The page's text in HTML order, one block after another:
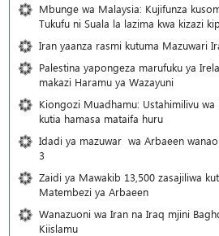
Mbunge wa Malaysia: Kujifunza
Tukufu ni Suala la lazima kwa kizazi
Iran yaanza rasmi kutuma Mazuwari
Palestina yapongeza marufuku ya
makazi Haramu ya Wazayuni
Kiongozi Muadhamu: Ustahimilivu
kutia hamasa mataifa huru
Idadi ya mazuwar wa Arbaeen
3
Zaidi ya Mawakib 13,500 zasajiliwa
Matembezi ya Arbaeen
Wanazuoni wa Iran na Iraq mjini
Kiislamu